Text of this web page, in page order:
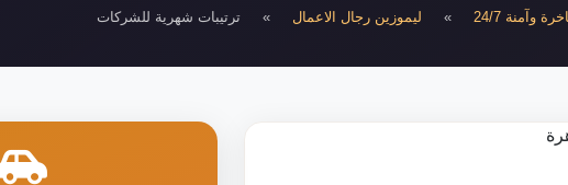
وآمنة 24/7 » ليموزين رجال الاعمال » ترتيبات شهرية للشركات